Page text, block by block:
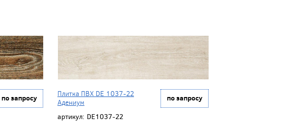
по запросу
Плитка ПВХ DE 1037-22
Адениум
по запросу
артикул: DE1037-22